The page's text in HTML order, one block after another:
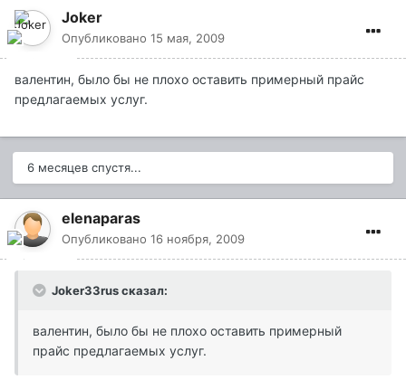
Joker
Опубликовано 15 мая, 2009
валентин, было бы не плохо оставить примерный прайс
предлагаемых услуг.
6 месяцев спустя...
elenaparas
Опубликовано 16 ноября, 2009
Joker33rus сказал:
валентин, было бы не плохо оставить примерный
прайс предлагаемых услуг.